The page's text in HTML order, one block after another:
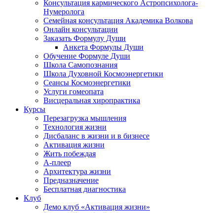
Консультация кармического Астропсихолога-
Нумеролога
Семейная консультация Академика Волкова
Онлайн консультации
Заказать Формулу Души
Анкета Формулы Души
Обучение Формуле Души
Школа Самопознания
Школа Духовной Космоэнергетики
Сеансы Космоэнергетики
Услуги гомеопата
Висцеральная хиропрактика
Курсы
Перезагрузка мышления
Технология жизни
Дисбаланс в жизни и в бизнесе
Активация жизни
Жить побеждая
А-плеер
Архитектура жизни
Предназначение
Бесплатная диагностика
Клуб
Демо клуб «Активация жизни»